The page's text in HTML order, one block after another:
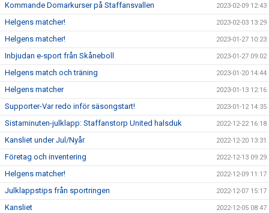
Kommande Domarkurser på Staffansvallen 2023-02-09 12:43
Helgens matcher! 2023-02-03 13:29
Helgens matcher! 2023-01-27 10:23
Inbjudan e-sport från Skåneboll 2023-01-27 09:02
Helgens match och träning 2023-01-20 14:44
Helgens matcher 2023-01-13 12:16
Supporter-Var redo inför säsongstart! 2023-01-12 14:35
Sistaminuten-julklapp: Staffanstorp United halsduk 2022-12-22 16:18
Kansliet under Jul/Nyår 2022-12-20 13:31
Företag och inventering 2022-12-13 09:29
Helgens matcher! 2022-12-09 11:17
Julklappstips från sportringen 2022-12-07 15:17
Kansliet 2022-12-05 08:47